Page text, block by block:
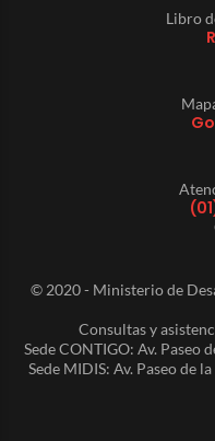
Libro
© 2020 - Ministerio de
Consultas y
Sede CONTIGO: Av. Paseo
Sede MIDIS: Av. Paseo de